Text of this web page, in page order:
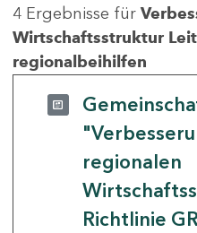
4 Ergebnisse für
Wirtschaftsstruktur
regionalbeihilfen
regionalen
Richtlinie